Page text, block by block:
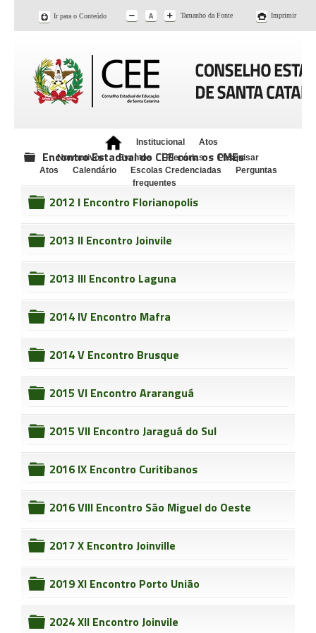
Ir para o Conteúdo Tamanho da Fonte Imprimir
Institucional
Atos
Normativos
Eventos Plenárias
Pesquisar
Atos
Calendário Escolas Credenciadas
Perguntas
frequentes
folder
Encontro Estadual do CEE com os CMEs
2012 I Encontro Florianopolis
2013 II Encontro Joinvile
2013 III Encontro Laguna
2014 IV Encontro Mafra
2014 V Encontro Brusque
2015 VI Encontro Araranguá
2015 VII Encontro Jaraguá do Sul
2016 IX Encontro Curitibanos
2016 VIII Encontro São Miguel do Oeste
2017 X Encontro Joinville
2019 XI Encontro Porto União
2024 XII Encontro Joinvile